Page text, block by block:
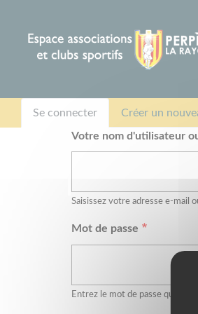
Onglets
principaux
Se connecter Créer un
Votre nom d'utilisateur
Saisissez votre adresse e-mail
Mot de passe
Entrez le mot de passe qui